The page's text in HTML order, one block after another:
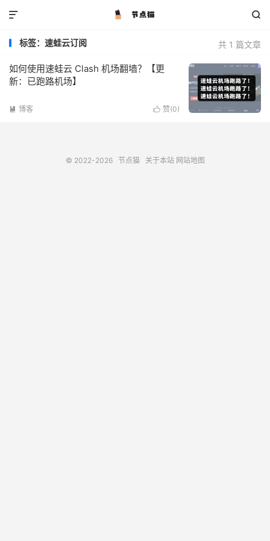


共 1 篇文章
标签：速蛙云订阅
如何使用速蛙云 Clash 机场翻墙？【更
新：已跑路机场】
 赞(0)
 博客
© 2022-2026 节点猫 关于本站 网站地图